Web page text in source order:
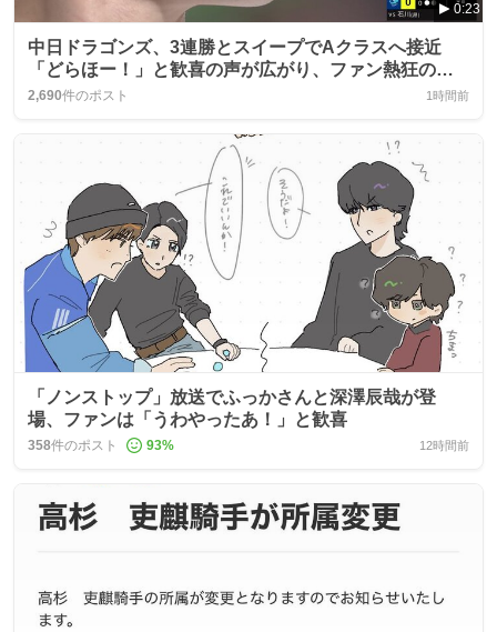
0:23
中日ドラゴンズ、3連勝とスイープでAクラスへ接近
「どらほー！」と歓喜の声が広がり、ファン熱狂の渦
が巻き起こる
2,690件のポスト 1時間前
「ノンストップ」放送でふっかさんと深澤辰哉が登
場、ファンは「うわやったあ！」と歓喜
358件のポスト 93% 12時間前